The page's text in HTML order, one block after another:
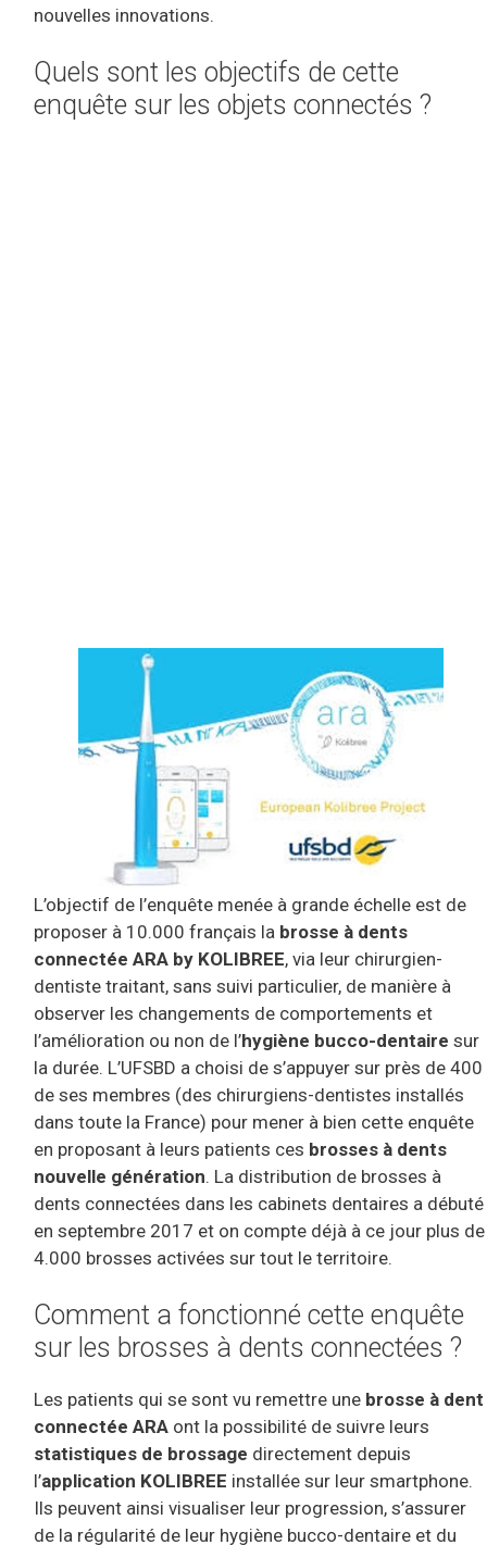
nouvelles innovations.
Quels sont les objectifs de cette
enquête sur les objets connectés ?
L’objectif de l’enquête menée à grande échelle est de
proposer à 10.000 français la brosse à dents
connectée ARA by KOLIBREE, via leur chirurgien-
dentiste traitant, sans suivi particulier, de manière à
observer les changements de comportements et
l’amélioration ou non de l’hygiène bucco-dentaire sur
la durée. L’UFSBD a choisi de s’appuyer sur près de 400
de ses membres (des chirurgiens-dentistes installés
dans toute la France) pour mener à bien cette enquête
en proposant à leurs patients ces brosses à dents
nouvelle génération. La distribution de brosses à
dents connectées dans les cabinets dentaires a débuté
en septembre 2017 et on compte déjà à ce jour plus de
4.000 brosses activées sur tout le territoire.
Comment a fonctionné cette enquête
sur les brosses à dents connectées ?
Les patients qui se sont vu remettre une brosse à dent
connectée ARA ont la possibilité de suivre leurs
statistiques de brossage directement depuis
l’application KOLIBREE installée sur leur smartphone.
Ils peuvent ainsi visualiser leur progression, s’assurer
de la régularité de leur hygiène bucco-dentaire et du